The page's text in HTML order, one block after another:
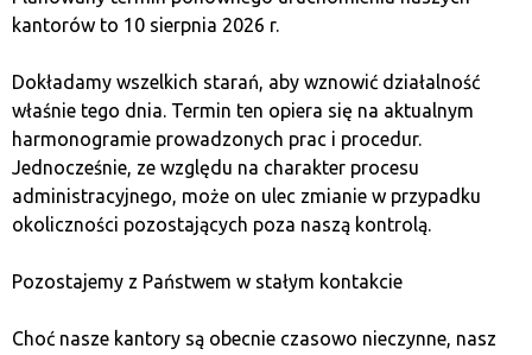
Жертвы обычно осознают, что стали объектом
получают указание сделать дополнительные
взносы. Иногда мошенники, чтобы сбить жертву с
толку, устанавливают ей настоящий кошелек и
отправляют на него фальшивые токены.
Будьте осторожны с
фальшивыми токенами
kantorów to 10 sierpnia 2026 r.
Dokładamy wszelkich starań, aby wznowić działalność
właśnie tego dnia. Termin ten opiera się na aktualnym
harmonogramie prowadzonych prac i procedur.
Jednocześnie, ze względu na charakter procesu
administracyjnego, może on ulec zmianie w przypadku
okoliczności pozostających poza naszą kontrolą.
Pozostajemy z Państwem w stałym kontakcie
Choć nasze kantory są obecnie czasowo nieczynne, nasz